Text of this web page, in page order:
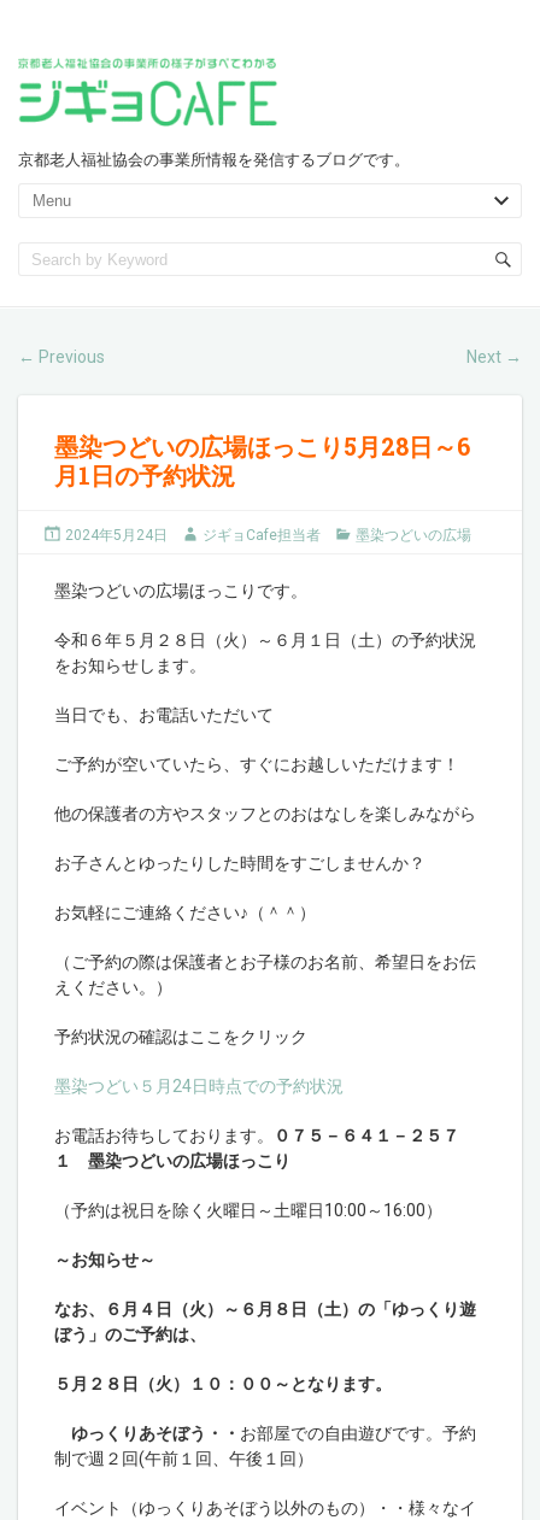
京都老人福祉協会の事業所情報を発信するブログです。
← Previous Next →
墨染つどいの広場ほっこり5月28日～6
月1日の予約状況
2024年5月24日 ジギョCafe担当者 墨染つどいの広場
墨染つどいの広場ほっこりです。
令和６年５月２８日（火）～６月１日（土）の予約状況
をお知らせします。
当日でも、お電話いただいて
ご予約が空いていたら、すぐにお越しいただけます！
他の保護者の方やスタッフとのおはなしを楽しみながら
お子さんとゆったりした時間をすごしませんか？
お気軽にご連絡ください♪（＾＾）
（ご予約の際は保護者とお子様のお名前、希望日をお伝
えください。）
予約状況の確認はここをクリック
墨染つどい５月24日時点での予約状況
お電話お待ちしております。
０７５－６４１－２５７
１ 墨染つどいの広場ほっこり
（予約は祝日を除く火曜日～土曜日10:00～16:00）
～お知らせ～
なお、６月４日（火）～６月８日（土）の「ゆっくり遊
ぼう」のご予約は、
５月２８日（火）１０：００～となります。
ゆっくりあそぼう・ ・ お部屋での自由遊びです。予約
制で週２回(午前１回、午後１回）
イベント（ゆっくりあそぼう以外のもの）・・様々なイ